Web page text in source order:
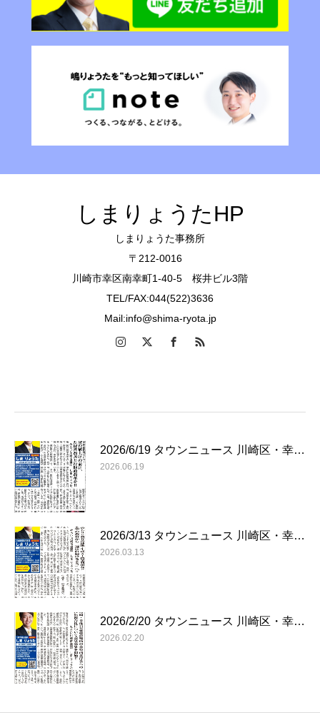
しまりょうたHP
しまりょうた事務所
〒212-0016
川崎市幸区南幸町1-40-5 桜井ビル3階
TEL/FAX:044(522)3636
Mail:info@shima-ryota.jp
2026/6/19 タウンニュース 川崎区・幸…
2026.06.19
2026/3/13 タウンニュース 川崎区・幸…
2026.03.13
2026/2/20 タウンニュース 川崎区・幸…
2026.02.20